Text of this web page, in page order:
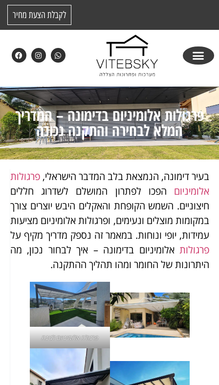
לקבלת הצעת מחיר
פרגולות אלומיניום בדימונה – המדריך
המלא לבחירה והתקנה נכונה
בעיר דימונה, הנמצאת בלב המדבר הישראלי, פרגולות
אלומיניום הפכו לפתרון המושלם לשדרוג חללים
חיצוניים. השמש הקופחת והאקלים היבש יוצרים צורך
במקומות מוצלים ונעימים, ופרגולות אלומיניום מציעות
עמידות, יופי ונוחות. במאמר זה נספק מדריך מקיף על
פרגולות אלומיניום בדימונה – איך לבחור נכון, מה
היתרונות של החומר ומהו תהליך ההתקנה.
פרגולה אלומיניום לגינה